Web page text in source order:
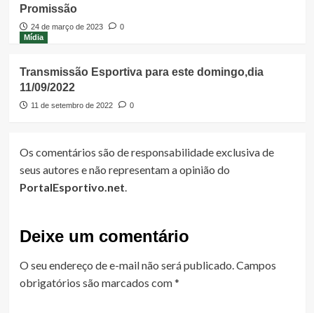
Promissão
24 de março de 2023
0
Mídia
Transmissão Esportiva para este domingo,dia
11/09/2022
11 de setembro de 2022 0
Os comentários são de responsabilidade exclusiva de
seus autores e não representam a opinião do
PortalEsportivo.net.
Deixe um comentário
O seu endereço de e-mail não será publicado.Campos
obrigatórios são marcados com*